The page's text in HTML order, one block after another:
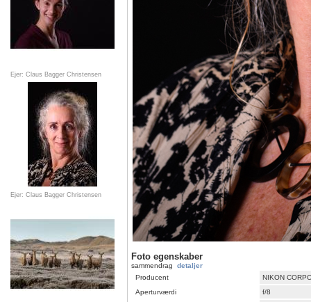
Ejer: Claus Bagger Christensen
Ejer: Claus Bagger Christensen
Foto egenskaber
sammendrag detaljer
Producent
NIKON
Aperturværdi
f/8